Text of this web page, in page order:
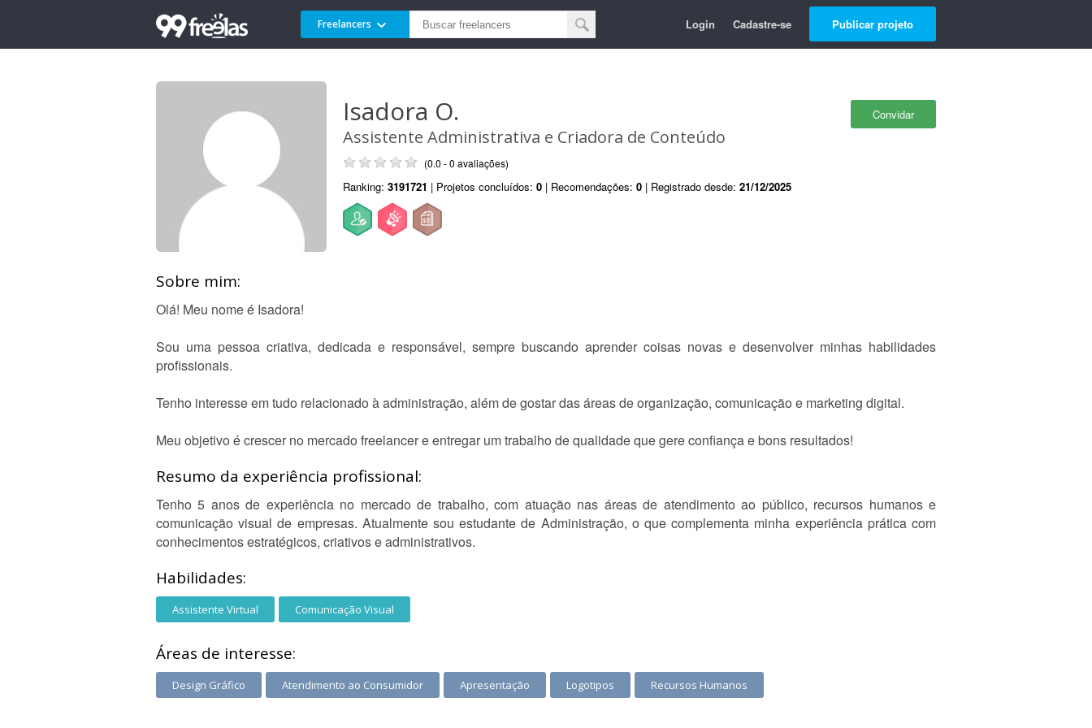
Freelancers Login Cadastre-se Publicar projeto
Convidar
Isadora O.
Assistente Administrativa e Criadora de Conteúdo
(0.0 - 0 avaliações)
Ranking: 3191721 | Projetos concluídos: 0 | Recomendações: 0 | Registrado desde: 21/12/2025
Sobre mim:
Olá! Meu nome é Isadora!
Sou uma pessoa criativa, dedicada e responsável, sempre buscando aprender coisas novas e desenvolver minhas habilidades
profissionais.
Tenho interesse em tudo relacionado à administração, além de gostar das áreas de organização, comunicação e marketing digital.
Meu objetivo é crescer no mercado freelancer e entregar um trabalho de qualidade que gere confiança e bons resultados!
Resumo da experiência profissional:
Tenho 5 anos de experiência no mercado de trabalho, com atuação nas áreas de atendimento ao público, recursos humanos e
comunicação visual de empresas. Atualmente sou estudante de Administração, o que complementa minha experiência prática com
conhecimentos estratégicos, criativos e administrativos.
Habilidades:
Assistente Virtual Comunicação Visual
Áreas de interesse:
Design Gráfico Atendimento ao Consumidor Apresentação Logotipos Recursos Humanos